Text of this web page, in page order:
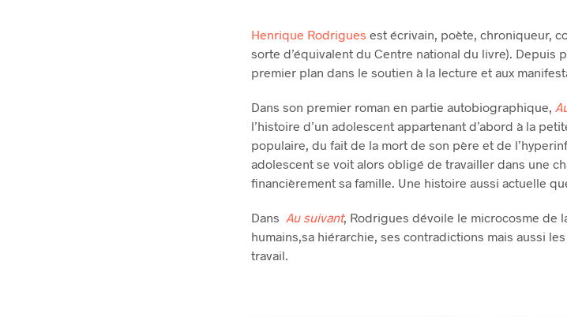
Henrique Rodrigues est écrivain, poète, chroniqueur,
sorte d’équivalent du Centre national du livre). Depuis
premier plan dans le soutien à la lecture et aux
Dans son premier roman en partie autobiographique,
l’histoire d’un adolescent appartenant d’abord à la
populaire, du fait de la mort de son père et de
adolescent se voit alors obligé de travailler dans une
financièrement sa famille. Une histoire aussi actuelle
Dans Au suivant, Rodrigues dévoile le microcosme de
humains,sa hiérarchie, ses contradictions mais aussi
travail.